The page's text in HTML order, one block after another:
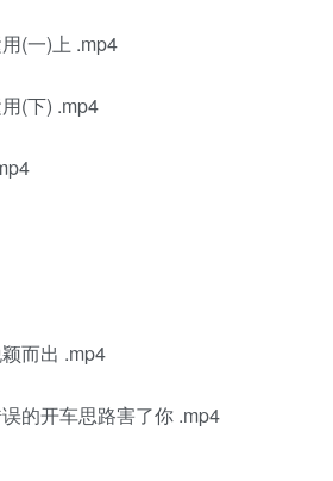
(一)上 .mp4
(下) .mp4
而出 .mp4
的开车思路害了你 .mp4